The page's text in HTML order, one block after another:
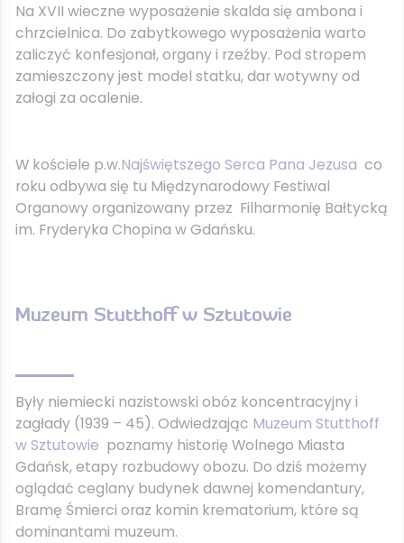
Na XVII wieczne wyposażenie skalda się ambona i
chrzcielnica. Do zabytkowego wyposażenia warto
zaliczyć konfesjonał, organy i rzeźby. Pod stropem
zamieszczony jest model statku, dar wotywny od
załogi za ocalenie.
W kościele p.w.Najświętszego Serca Pana Jezusa co
roku odbywa się tu Międzynarodowy Festiwal
Organowy organizowany przez Filharmonię Bałtycką
im. Fryderyka Chopina w Gdańsku.
Muzeum Stutthoff w Sztutowie
Były niemiecki nazistowski obóz koncentracyjny i
zagłady (1939 – 45). Odwiedzając Muzeum Stutthoff
w Sztutowie poznamy historię Wolnego Miasta
Gdańsk, etapy rozbudowy obozu. Do dziś możemy
oglądać ceglany budynek dawnej komendantury,
Bramę Śmierci oraz komin krematorium, które są
dominantami muzeum.